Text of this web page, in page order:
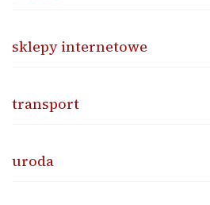
sklepy internetowe
transport
uroda